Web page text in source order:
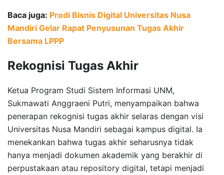
Baca juga: Prodi Bisnis Digital Universitas Nusa
Mandiri Gelar Rapat Penyusunan Tugas Akhir
Bersama LPPP
Rekognisi Tugas Akhir
Ketua Program Studi Sistem Informasi UNM,
Sukmawati Anggraeni Putri, menyampaikan bahwa
penerapan rekognisi tugas akhir selaras dengan visi
Universitas Nusa Mandiri sebagai kampus digital. Ia
menekankan bahwa tugas akhir seharusnya tidak
hanya menjadi dokumen akademik yang berakhir di
perpustakaan atau repository digital, tetapi menjadi